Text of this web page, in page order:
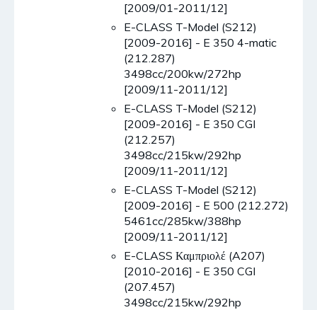
[2009/01-2011/12]
E-CLASS T-Model (S212)
[2009-2016] - E 350 4-matic
(212.287)
3498cc/200kw/272hp
[2009/11-2011/12]
E-CLASS T-Model (S212)
[2009-2016] - E 350 CGI
(212.257)
3498cc/215kw/292hp
[2009/11-2011/12]
E-CLASS T-Model (S212)
[2009-2016] - E 500 (212.272)
5461cc/285kw/388hp
[2009/11-2011/12]
E-CLASS Καμπριολέ (A207)
[2010-2016] - E 350 CGI
(207.457)
3498cc/215kw/292hp